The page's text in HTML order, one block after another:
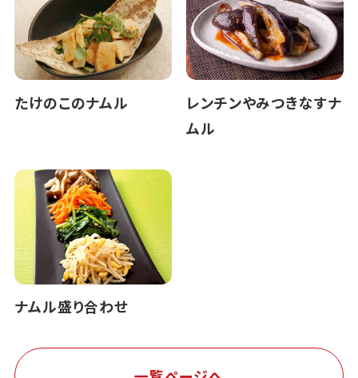
たけのこのナムル
レンチンやみつきなすナ
ムル
ナムル盛り合わせ